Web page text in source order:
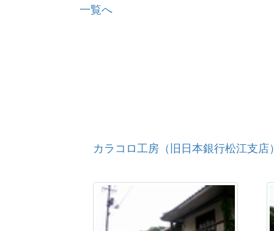
一覧へ
カラコロ工房（旧日本銀行松江支店